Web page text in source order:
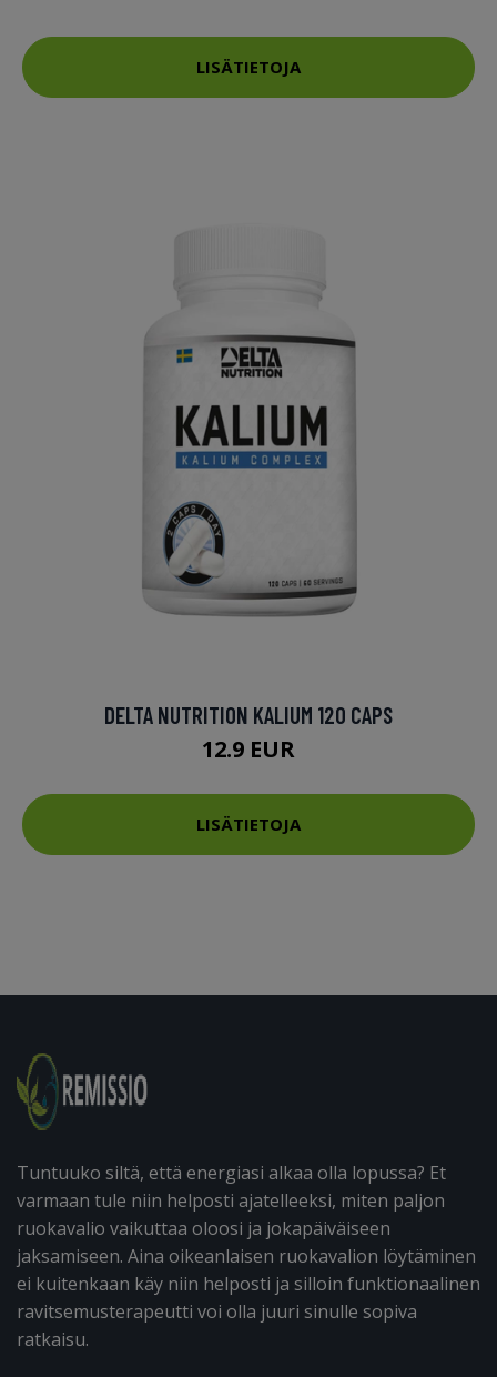
LISÄTIETOJA
DELTA NUTRITION KALIUM 120 CAPS
12.9 EUR
LISÄTIETOJA
Tuntuuko siltä, että energiasi alkaa olla lopussa? Et
varmaan tule niin helposti ajatelleeksi, miten paljon
ruokavalio vaikuttaa oloosi ja jokapäiväiseen
jaksamiseen. Aina oikeanlaisen ruokavalion löytäminen
ei kuitenkaan käy niin helposti ja silloin funktionaalinen
ravitsemusterapeutti voi olla juuri sinulle sopiva
ratkaisu.